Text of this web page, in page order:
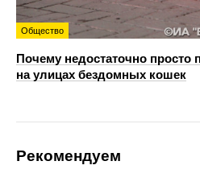
Общество
Почему недостаточно просто
на улицах бездомных кошек
Рекомендуем